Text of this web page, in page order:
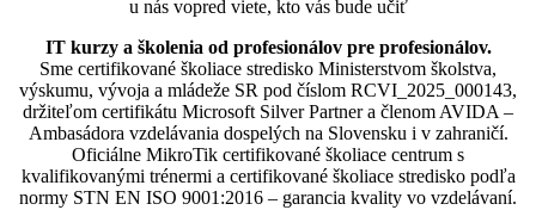
u nás vopred viete, kto vás bude učiť
IT kurzy a školenia od profesionálov pre profesionálov.
Sme certifikované školiace stredisko Ministerstvom školstva,
výskumu, vývoja a mládeže SR pod číslom RCVI_2025_000143,
držiteľom certifikátu Microsoft Silver Partner a členom AVIDA –
Ambasádora vzdelávania dospelých na Slovensku i v zahraničí.​​​​​​​​​​​​​​​​
Oficiálne MikroTik certifikované školiace centrum s
kvalifikovanými trénermi ​​​​​​​​​​a certifikované školiace stredisko podľa
normy STN EN ISO 9001:2016 – garancia kvality vo vzdelávaní.